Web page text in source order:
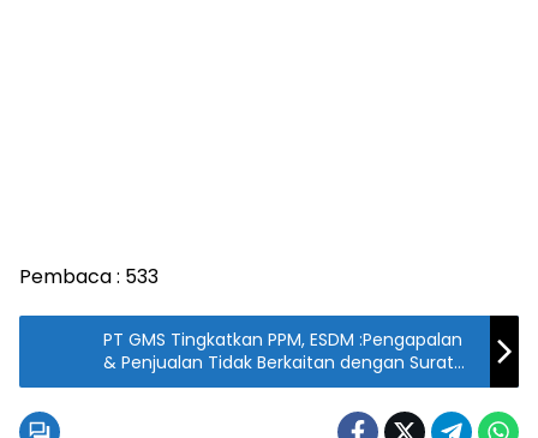
Pembaca : 533
PT GMS Tingkatkan PPM, ESDM :Pengapalan
& Penjualan Tidak Berkaitan dengan Surat
Pemberhentian Sementara